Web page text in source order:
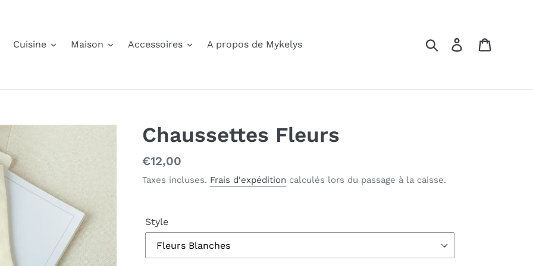
Cuisine Maison Accessoires A propos de Mykelys RechercherSe connecter
Chaussettes Fleurs
Prix
normal
€12,00
Taxes incluses. Frais d'expédition calculés lors du passage à la caisse.
Style